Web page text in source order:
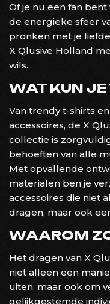
Of je nu een fan
de energieke sfeer
pronken met je
X Qlusive Holland
wils.
WAT KUN
Van trendy t-shirts
accessoires, de X
collectie is
behoeften van alle
Met opvallende
materialen ben je
accessoires die niet
dragen, maar ook
WAAROM
Het dragen van X
niet alleen een
uiten, maar ook om
gelijkgestemde